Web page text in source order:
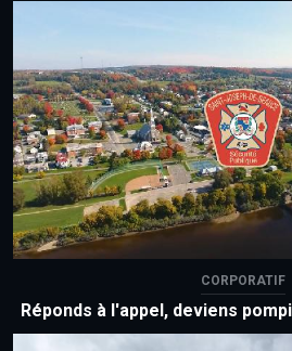
CORPORATIF
Réponds à l'appel, deviens